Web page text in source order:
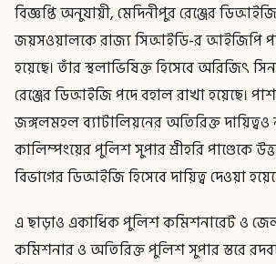
বিজ্ঞপ্তি অনুযায়ী, মেদিনীপুর রেঞ্জের
জয়সওয়ালকে রাজ্য সিআইডি-র আইজিপি
হয়েছে। তাঁর স্থলাভিষিক্ত হিসেবে অরিজিৎ
রেঞ্জের ডিআইজি পদে বহাল রাখা হয়েছে।
জঙ্গলমহল ব্যাটালিয়নের অতিরিক্ত দায়িত্বও
কালিম্পংয়ের পুলিশ সুপার শ্রীহরি পাণ্ডেকে
বিভাগের ডিআইজি হিসেবে দায়িত্ব দেওয়া
এ ছাড়াও একাধিক পুলিশ কমিশনারেট ও
কমিশনার ও অতিরিক্ত পুলিশ সুপার স্তরে